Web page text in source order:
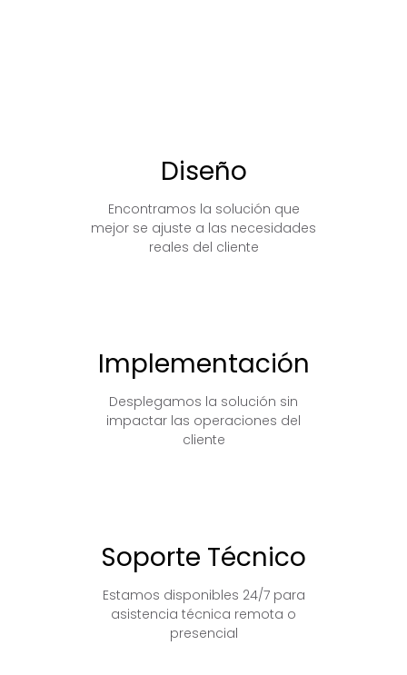
Diseño
Encontramos la solución que
mejor se ajuste a las necesidades
reales del cliente
Implementación
Desplegamos la solución sin
impactar las operaciones del
cliente
Soporte Técnico
Estamos disponibles 24/7 para
asistencia técnica remota o
presencial